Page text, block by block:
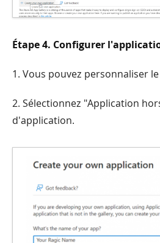
Étape 4. Configurer
1. Vous pouvez personnaliser
2. Sélectionnez "Application
d'application.